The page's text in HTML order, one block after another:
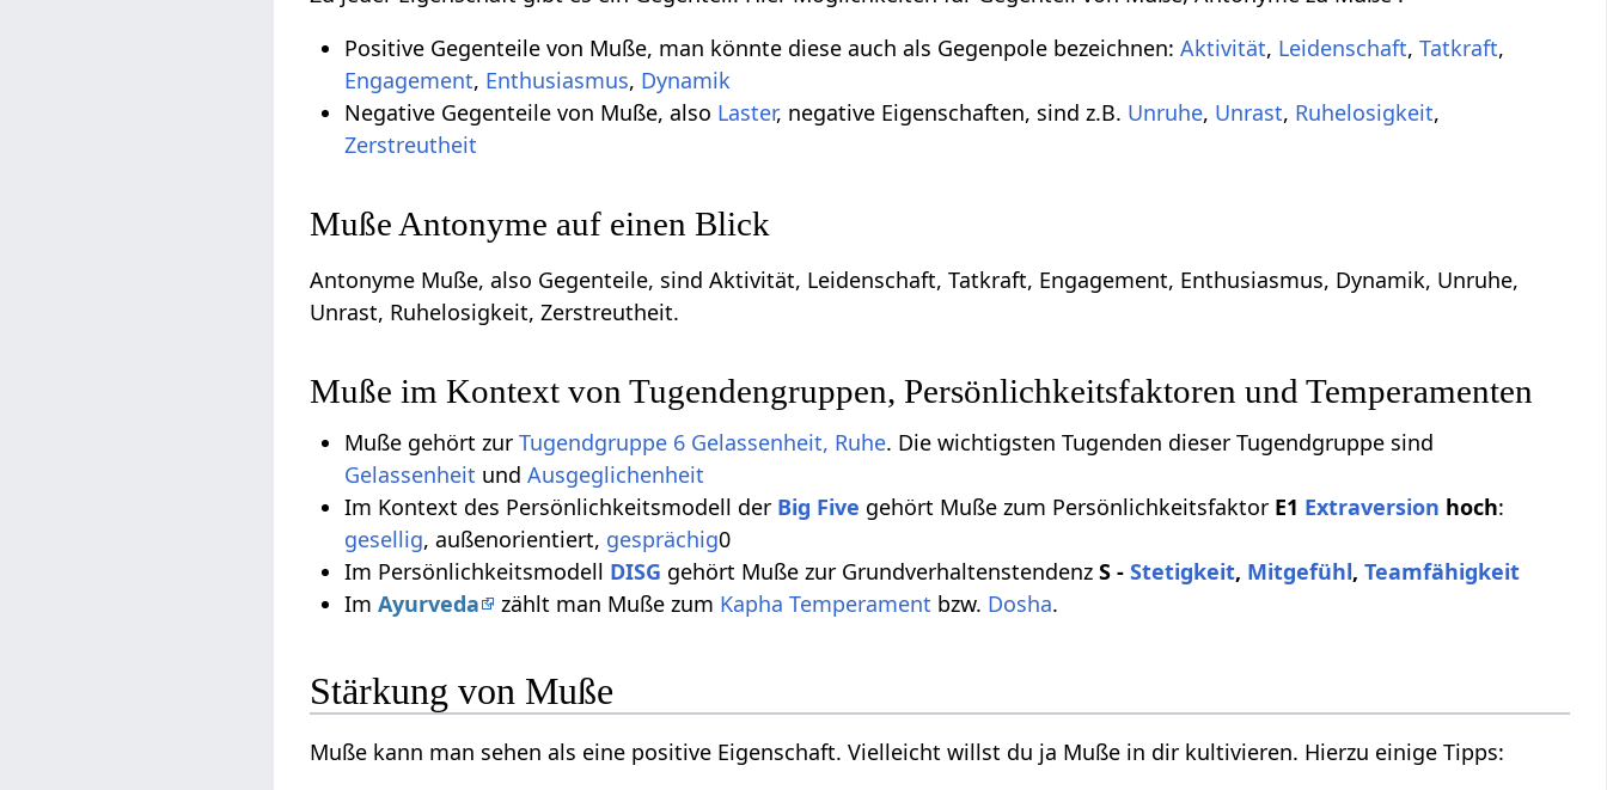
Positive Gegenteile von Muße, man könnte diese auch als Gegenpole bezeichnen:Aktivität, Leidenschaft,Tatkraft,
Engagement, Enthusiasmus, Dynamik
Negative Gegenteile von Muße, also Laster, negative Eigenschaften, sind z.B. Unruhe, Unrast, Ruhelosigkeit,
Zerstreutheit
Muße Antonyme auf einen Blick
Antonyme Muße, also Gegenteile, sind Aktivität, Leidenschaft, Tatkraft, Engagement, Enthusiasmus, Dynamik, Unruhe,
Unrast, Ruhelosigkeit, Zerstreutheit.
Muße im Kontext von Tugendengruppen, Persönlichkeitsfaktoren und Temperamenten
Muße gehört zurTugendgruppe 6 Gelassenheit, Ruhe. Die wichtigsten Tugenden dieser Tugendgruppe sind
Gelassenheit undAusgeglichenheit
Im Kontext des Persönlichkeitsmodell der Big Five gehört Muße zum Persönlichkeitsfaktor E1 Extraversion hoch:
gesellig, außenorientiert, gesprächig0
Im Persönlichkeitsmodell DISG gehört Muße zur GrundverhaltenstendenzS -Stetigkeit, Mitgefühl,Teamfähigkeit
ImAyurveda zählt man Muße zum Kapha Temperament bzw. Dosha.
Stärkung von Muße
Muße kann man sehen als eine positive Eigenschaft. Vielleicht willst du ja Muße in dir kultivieren. Hierzu einige Tipps: